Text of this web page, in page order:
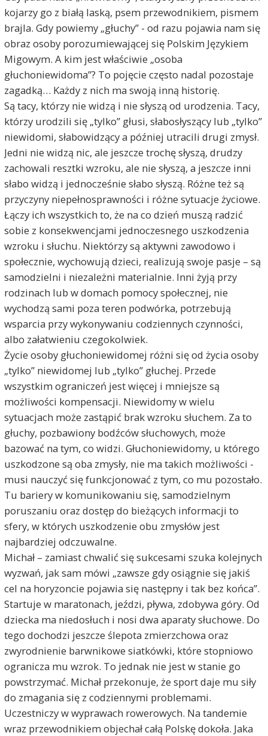
kojarzy go z białą laską, psem przewodnikiem, pismem
brajla. Gdy powiemy „głuchy” - od razu pojawia nam się
obraz osoby porozumiewającej się Polskim Językiem
Migowym. A kim jest właściwie „osoba
głuchoniewidoma”? To pojęcie często nadal pozostaje
zagadką… Każdy z nich ma swoją inną historię.
Są tacy, którzy nie widzą i nie słyszą od urodzenia. Tacy,
którzy urodzili się „tylko” głusi, słabosłyszący lub „tylko”
niewidomi, słabowidzący a później utracili drugi zmysł.
Jedni nie widzą nic, ale jeszcze trochę słyszą, drudzy
zachowali resztki wzroku, ale nie słyszą, a jeszcze inni
słabo widzą i jednocześnie słabo słyszą. Różne też są
przyczyny niepełnosprawności i różne sytuacje życiowe.
Łączy ich wszystkich to, że na co dzień muszą radzić
sobie z konsekwencjami jednoczesnego uszkodzenia
wzroku i słuchu. Niektórzy są aktywni zawodowo i
społecznie, wychowują dzieci, realizują swoje pasje – są
samodzielni i niezależni materialnie. Inni żyją przy
rodzinach lub w domach pomocy społecznej, nie
wychodzą sami poza teren podwórka, potrzebują
wsparcia przy wykonywaniu codziennych czynności,
albo załatwieniu czegokolwiek.
Życie osoby głuchoniewidomej różni się od życia osoby
„tylko” niewidomej lub „tylko” głuchej. Przede
wszystkim ograniczeń jest więcej i mniejsze są
możliwości kompensacji. Niewidomy w wielu
sytuacjach może zastąpić brak wzroku słuchem. Za to
głuchy, pozbawiony bodźców słuchowych, może
bazować na tym, co widzi. Głuchoniewidomy, u którego
uszkodzone są oba zmysły, nie ma takich możliwości -
musi nauczyć się funkcjonować z tym, co mu pozostało.
Tu bariery w komunikowaniu się, samodzielnym
poruszaniu oraz dostęp do bieżących informacji to
sfery, w których uszkodzenie obu zmysłów jest
najbardziej odczuwalne.
Michał – zamiast chwalić się sukcesami szuka kolejnych
wyzwań, jak sam mówi „zawsze gdy osiągnie się jakiś
cel na horyzoncie pojawia się następny i tak bez końca”.
Startuje w maratonach, jeździ, pływa, zdobywa góry. Od
dziecka ma niedosłuch i nosi dwa aparaty słuchowe. Do
tego dochodzi jeszcze ślepota zmierzchowa oraz
zwyrodnienie barwnikowe siatkówki, które stopniowo
ogranicza mu wzrok. To jednak nie jest w stanie go
powstrzymać. Michał przekonuje, że sport daje mu siły
do zmagania się z codziennymi problemami.
Uczestniczy w wyprawach rowerowych. Na tandemie
wraz przewodnikiem objechał całą Polskę dokoła. Jaka